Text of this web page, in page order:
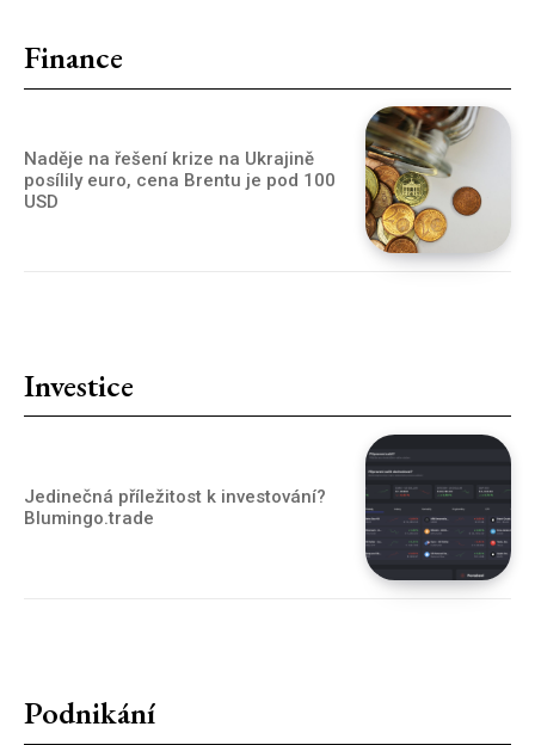
Finance
Naděje na řešení krize na Ukrajině
posílily euro, cena Brentu je pod 100
USD
Investice
Jedinečná příležitost k investování?
Blumingo.trade
Podnikání